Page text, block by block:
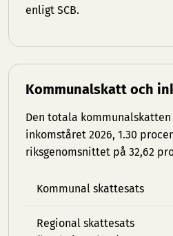
enligt SCB.
Kommunalskatt och
Den totala kommunalskatten
inkomståret 2026, 1.30
riksgenomsnittet på 32,62
Kommunal skattesats
Regional skattesats